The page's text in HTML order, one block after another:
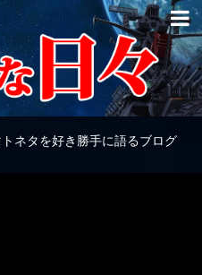
ネタを好き勝手に語るブログ